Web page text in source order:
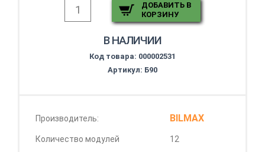
ДОБАВИТЬ В
КОРЗИНУ
В НАЛИЧИИ
Код товара: 000002531
Артикул: Б90
Производитель: BILMAX
Количество модулей 12